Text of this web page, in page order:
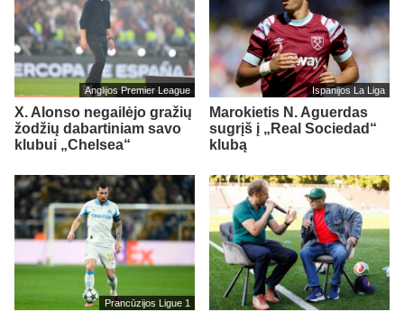
Anglijos Premier League
X. Alonso negailėjo gražių
žodžių dabartiniam savo
klubui „Chelsea“
Ispanijos La Liga
Marokietis N. Aguerdas
sugrįš į „Real Sociedad“
klubą
Prancūzijos Ligue 1